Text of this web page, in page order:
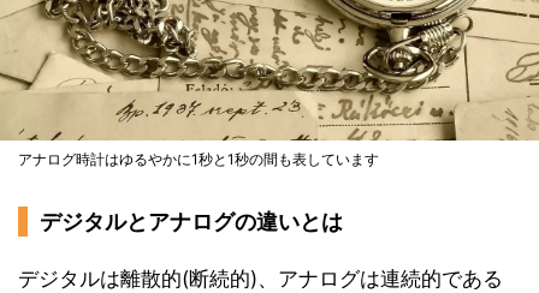
アナログ時計はゆるやかに1秒と1秒の間も表しています
デジタルとアナログの違いとは
デジタルは離散的(断続的)、アナログは連続的である